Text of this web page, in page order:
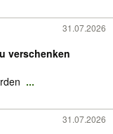
31.07.2026
verschenken
...
31.07.2026